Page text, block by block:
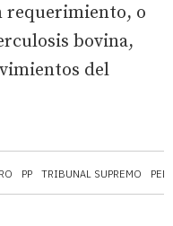
PP TRIBUNAL SUPREMO
requerimiento, o
bovina,
del